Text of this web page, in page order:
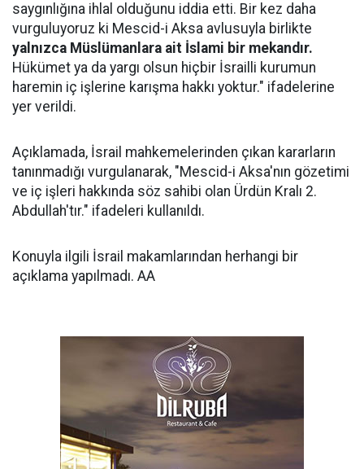
saygınlığına ihlal olduğunu iddia etti. Bir kez daha
vurguluyoruz ki Mescid-i Aksa avlusuyla birlikte
yalnızca Müslümanlara ait İslami bir mekandır.
Hükümet ya da yargı olsun hiçbir İsrailli kurumun
haremin iç işlerine karışma hakkı yoktur." ifadelerine
yer verildi.
Açıklamada, İsrail mahkemelerinden çıkan kararların
tanınmadığı vurgulanarak, "Mescid-i Aksa'nın gözetimi
ve iç işleri hakkında söz sahibi olan Ürdün Kralı 2.
Abdullah'tır." ifadeleri kullanıldı.
Konuyla ilgili İsrail makamlarından herhangi bir
açıklama yapılmadı. AA